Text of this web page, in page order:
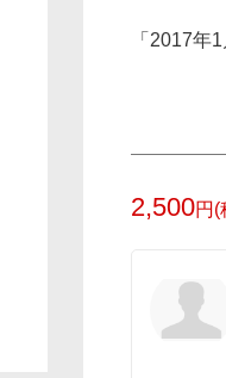
「2017年
2,500円(